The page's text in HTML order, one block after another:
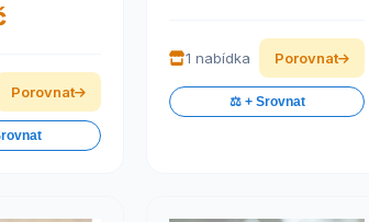
Porovnat
1 nabídka Porovnat
⚖️ + Srovnat